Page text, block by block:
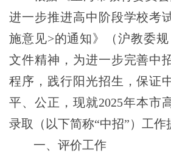
进一步推进高中阶段学校考
施意见>的通知》（沪教委规
文件精神，为进一步完善中
程序，践行阳光招生，保证
平、公正，现就2025年本市
录取（以下简称“中招”）工作
一、评价工作